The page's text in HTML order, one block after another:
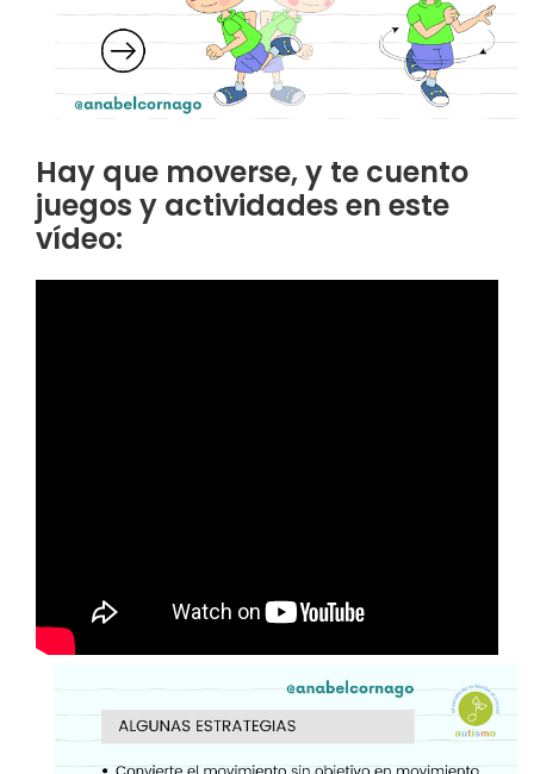
Hay que moverse, y te cuento
juegos y actividades en este
vídeo: